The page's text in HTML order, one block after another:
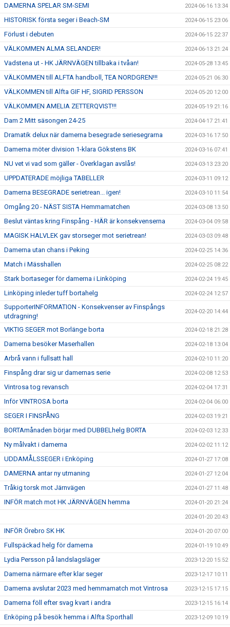
DAMERNA SPELAR SM-SEMI 2024-06-16 13:34
HISTORISK första seger i Beach-SM 2024-06-15 23:06
Förlust i debuten 2024-06-15 22:37
VÄLKOMMEN ALMA SELANDER! 2024-06-13 21:24
Vadstena ut - HK JÄRNVÄGEN tillbaka i tvåan! 2024-05-28 13:45
VÄLKOMMEN till ALFTA handboll, TEA NORDGREN!!! 2024-05-21 06:30
VÄLKOMMEN till Alfta GIF HF, SIGRID PERSSON 2024-05-20 12:00
VÄLKOMMEN AMELIA ZETTERQVIST!!! 2024-05-19 21:16
Dam 2 Mitt säsongen 24-25 2024-04-17 21:41
Dramatik delux när damerna besegrade seriesegrarna 2024-03-16 17:50
Damerna möter division 1-klara Gökstens BK 2024-03-16 07:41
NU vet vi vad som gäller - Överklagan avslås! 2024-03-13 23:20
UPPDATERADE möjliga TABELLER 2024-03-11 09:12
Damerna BESEGRADE serietrean... igen! 2024-03-10 11:54
Omgång 20 - NÄST SISTA Hemmamatchen 2024-03-08 13:50
Beslut väntas kring Finspång - HÄR är konsekvenserna 2024-03-04 09:58
MAGISK HALVLEK gav storseger mot serietrean! 2024-03-03 09:48
Damerna utan chans i Peking 2024-02-25 14:36
Match i Mässhallen 2024-02-25 08:22
Stark bortaseger för damerna i Linköping 2024-02-24 19:45
Linköping inleder tuff bortahelg 2024-02-24 12:57
SupporterINFORMATION - Konsekvenser av Finspångs
utdragning!
2024-02-20 14:44
VIKTIG SEGER mot Borlänge borta 2024-02-18 21:28
Damerna besöker Maserhallen 2024-02-18 13:04
Arbrå vann i fullsatt hall 2024-02-10 11:20
Finspång drar sig ur damernas serie 2024-02-08 12:53
Vintrosa tog revansch 2024-02-04 17:31
Inför VINTROSA borta 2024-02-04 06:00
SEGER I FINSPÅNG 2024-02-03 19:21
BORTAmånaden börjar med DUBBELhelg BORTA 2024-02-03 12:33
Ny målvakt i damerna 2024-02-02 11:12
UDDAMÅLSSEGER i Enköping 2024-01-27 17:08
DAMERNA antar ny utmaning 2024-01-27 12:04
Tråkig torsk mot Järnvägen 2024-01-27 11:48
INFÖR match mot HK JÄRNVÄGEN hemma 2024-01-20 21:24
2024-01-20 20:43
INFÖR Örebro SK HK 2024-01-20 07:00
Fullspäckad helg för damerna 2024-01-19 10:49
Lydia Persson på landslagsläger 2023-12-20 15:52
Damerna närmare efter klar seger 2023-12-17 10:11
Damerna avslutar 2023 med hemmamatch mot Vintrosa 2023-12-15 17:15
Damerna föll efter svag kvart i andra 2023-12-15 16:14
Enköping på besök hemma i Alfta Sporthall 2023-12-09 10:19